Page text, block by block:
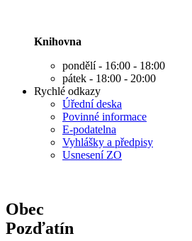
Knihovna
pondělí - 16:00 - 18:00
pátek - 18:00 - 20:00
Rychlé odkazy
Úřední deska
Povinné informace
E-podatelna
Vyhlášky a předpisy
Usnesení ZO
Obec
Pozďatín